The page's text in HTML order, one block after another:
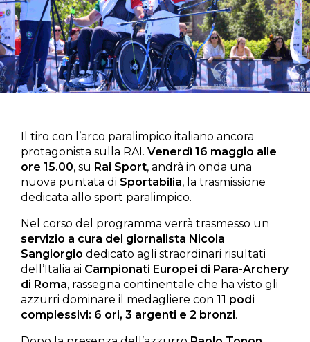
Il tiro con l’arco paralimpico italiano ancora
protagonista sulla RAI. Venerdì 16 maggio alle
ore 15.00, su Rai Sport, andrà in onda una
nuova puntata di Sportabilia, la trasmissione
dedicata allo sport paralimpico.
Nel corso del programma verrà trasmesso un
servizio a cura del giornalista Nicola
Sangiorgio dedicato agli straordinari risultati
dell’Italia ai Campionati Europei di Para-Archery
di Roma, rassegna continentale che ha visto gli
azzurri dominare il medagliere con 11 podi
complessivi: 6 ori, 3 argenti e 2 bronzi.